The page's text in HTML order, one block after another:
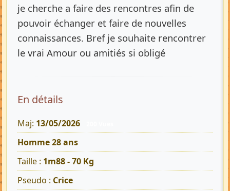
je cherche a faire des rencontres afin de
pouvoir échanger et faire de nouvelles
connaissances. Bref je souhaite rencontrer
le vrai Amour ou amitiés si obligé
En détails
Maj: 13/05/2026
Homme 28 ans
Taille : 1m88 - 70 Kg
Pseudo : Crice